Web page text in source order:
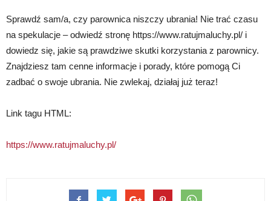
Sprawdź sam/a, czy parownica niszczy ubrania! Nie trać czasu
na spekulacje – odwiedź stronę https://www.ratujmaluchy.pl/ i
dowiedz się, jakie są prawdziwe skutki korzystania z parownicy.
Znajdziesz tam cenne informacje i porady, które pomogą Ci
zadbać o swoje ubrania. Nie zwlekaj, działaj już teraz!
Link tagu HTML:
https://www.ratujmaluchy.pl/